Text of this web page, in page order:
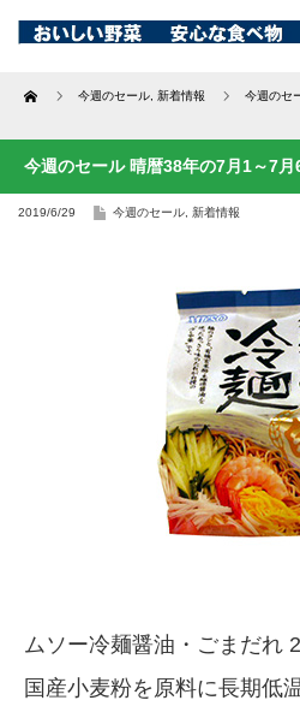
Home 今週のセール 新着情報 今週のセ
今週のセール 晴暦38年の7月1～7月
2019/6/29 今週のセール 新着情報
ムソー冷麺醤油・ごまだれ
国産小麦粉を原料に長期低